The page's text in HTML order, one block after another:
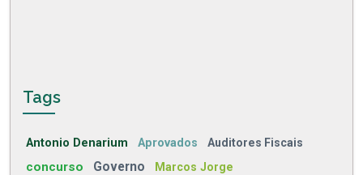
Tags
Antonio Denarium Aprovados Auditores Fiscais
concurso Governo Marcos Jorge